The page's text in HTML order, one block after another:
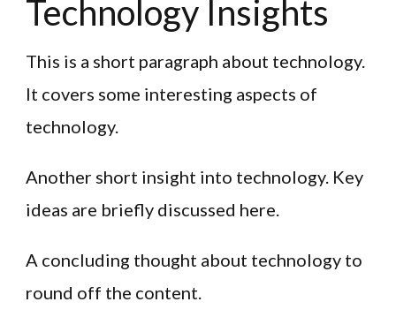
Technology Insights
This is a short paragraph about technology.
It covers some interesting aspects of
technology.
Another short insight into technology. Key
ideas are briefly discussed here.
A concluding thought about technology to
round off the content.